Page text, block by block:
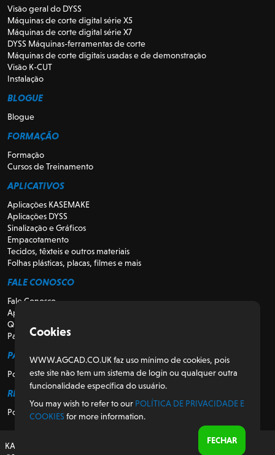
Visão geral do DYSS
Máquinas de corte digital série X5
Máquinas de corte digital série X7
DYSS Máquinas-ferramentas de corte
Máquinas de corte digitais usadas e de demonstração
Visão K-CUT
Instalação
BLOGUE
Blogue
FORMAÇÃO
Formação
Cursos de Treinamento
APLICATIVOS
Aplicações KASEMAKE
Aplicações DYSS
Sinalização e Gráficos
Empacotamento
Tecidos, têxteis e outros materiais
Folhas plásticas, placas, filmes e mais
FALE CONOSCO
Fale Conosco
Apoio
Quem somos
Para Revendedores
PARA CLIENTES
Portal do Cliente
REGULATÓRIO
Política de Privacidade e Cookies
KASEMAKE, projetado e desenvolvido no Reino Unido
Cookies
WWW.AGCAD.CO.UK faz uso mínimo de cookies, pois
este site não tem um sistema de login ou qualquer outra
funcionalidade específica do usuário.
You may wish to refer to our POLÍTICA DE PRIVACIDADE E
COOKIES for more information.
FECHAR